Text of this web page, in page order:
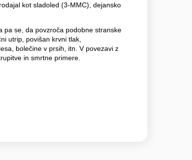
kot sladoled (3-MMC), dejansko
pa se, da povzroča podobne stranske
utrip, povišan krvni tlak,
bolečine v prsih, itn. V povezavi z
in smrtne primere.